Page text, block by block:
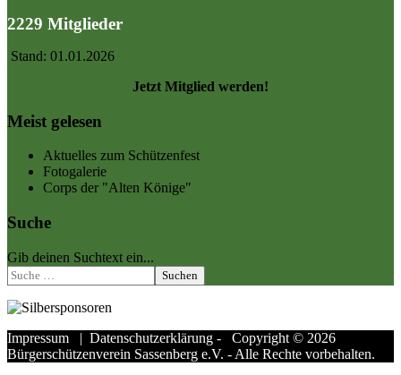
2229 Mitglieder
Stand: 01.01.2026
Jetzt Mitglied werden!
Meist gelesen
Aktuelles zum Schützenfest
Fotogalerie
Corps der "Alten Könige"
Suche
Gib deinen Suchtext ein...
Suchen
Impressum | Datenschutzerklärung - Copyright © 2026
Bürgerschützenverein Sassenberg e.V. - Alle Rechte vorbehalten.